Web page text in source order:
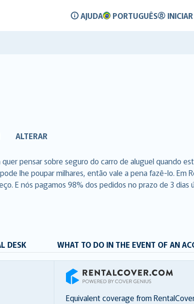
AJUDA PORTUGUÊS
ALTERAR
pensar sobre seguro do carro de aluguel quando
lhe poupar milhares, então vale a pena fazê-lo. Em
E nós pagamos 98% dos pedidos no prazo de 3 dias
DESK WHAT TO DO IN THE EVENT OF AN
RentalCover
Equivalent coverage from